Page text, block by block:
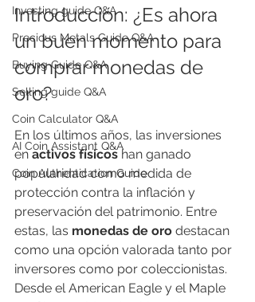
Investing guide Q&A
Precious Metals Guide Q&A
Buying Guide Q&A
Selling guide Q&A
Coin Calculator Q&A
AI Coin Assistant Q&A
Coin Authentication Guide
Introducción: ¿Es ahora
un buen momento para
comprar monedas de
oro?
En los últimos años, las inversiones
en activos físicos han ganado
popularidad como medida de
protección contra la inflación y
preservación del patrimonio. Entre
estas, las monedas de oro destacan
como una opción valorada tanto por
inversores como por coleccionistas.
Desde el American Eagle y el Maple